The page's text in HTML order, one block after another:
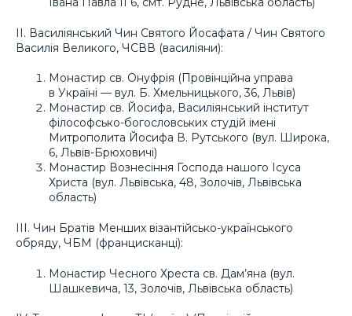
ІІ. Василіянський Чин Святого Йосафата / Чин Святого
Василія Великого, ЧСВВ (василіяни):
Монастир св. Онуфрія (Провінційна управа
в Україні — вул. Б. Хмельницького, 36, Львів)
Монастир св. Йосифа, Василіянський інститут
філософсько-богословських студій імені
Митрополита Йосифа В. Рутського (вул. Широка,
6, Львів-Брюховичі)
Монастир Вознесіння Господа нашого Ісуса
Христа (вул. Львівська, 48, Золочів, Львівська
область)
ІІІ. Чин Братів Менших візантійсько-українського
обряду, ЧБМ (францисканці):
Монастир Чесного Хреста св. Дам’яна (вул.
Шашкевича, 13, Золочів, Львівська область)